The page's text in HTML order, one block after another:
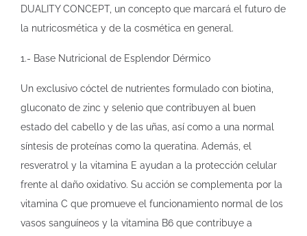
DUALITY CONCEPT, un concepto que marcará el futuro de
la nutricosmética y de la cosmética en general.
1.- Base Nutricional de Esplendor Dérmico
Un exclusivo cóctel de nutrientes formulado con biotina,
gluconato de zinc y selenio que contribuyen al buen
estado del cabello y de las uñas, así como a una normal
síntesis de proteínas como la queratina. Además, el
resveratrol y la vitamina E ayudan a la protección celular
frente al daño oxidativo. Su acción se complementa por la
vitamina C que promueve el funcionamiento normal de los
vasos sanguíneos y la vitamina B6 que contribuye a